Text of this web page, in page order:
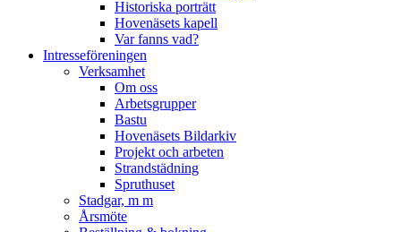
Historiska porträtt
Hovenäsets kapell
Var fanns vad?
Intresseföreningen
Verksamhet
Om oss
Arbetsgrupper
Bastu
Hovenäsets Bildarkiv
Projekt och arbeten
Strandstädning
Spruthuset
Stadgar, m m
Årsmöte